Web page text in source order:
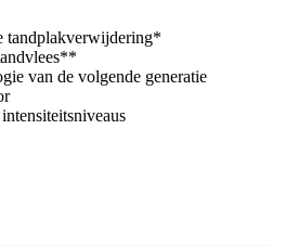
tandplakverwijdering*
van de volgende generatie